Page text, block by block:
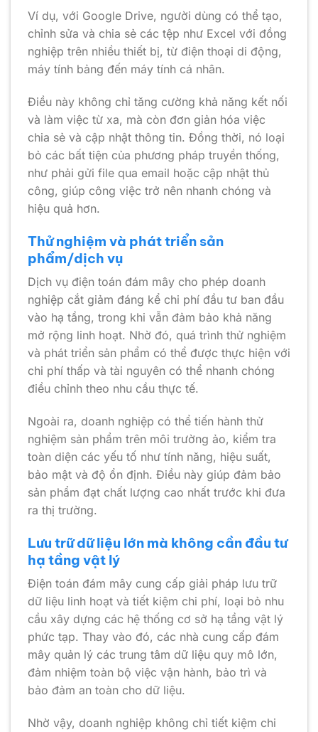
Ví dụ, với Google Drive, người dùng có thể tạo,
chỉnh sửa và chia sẻ các tệp như Excel với đồng
nghiệp trên nhiều thiết bị, từ điện thoại di động,
máy tính bảng đến máy tính cá nhân.
Điều này không chỉ tăng cường khả năng kết nối
và làm việc từ xa, mà còn đơn giản hóa việc
chia sẻ và cập nhật thông tin. Đồng thời, nó loại
bỏ các bất tiện của phương pháp truyền thống,
như phải gửi file qua email hoặc cập nhật thủ
công, giúp công việc trở nên nhanh chóng và
hiệu quả hơn.
Thử nghiệm và phát triển sản
phẩm/dịch vụ
Dịch vụ điện toán đám mây cho phép doanh
nghiệp cắt giảm đáng kể chi phí đầu tư ban đầu
vào hạ tầng, trong khi vẫn đảm bảo khả năng
mở rộng linh hoạt. Nhờ đó, quá trình thử nghiệm
và phát triển sản phẩm có thể được thực hiện với
chi phí thấp và tài nguyên có thể nhanh chóng
điều chỉnh theo nhu cầu thực tế.
Ngoài ra, doanh nghiệp có thể tiến hành thử
nghiệm sản phẩm trên môi trường ảo, kiểm tra
toàn diện các yếu tố như tính năng, hiệu suất,
bảo mật và độ ổn định. Điều này giúp đảm bảo
sản phẩm đạt chất lượng cao nhất trước khi đưa
ra thị trường.
Lưu trữ dữ liệu lớn mà không cần đầu tư
hạ tầng vật lý
Điện toán đám mây cung cấp giải pháp lưu trữ
dữ liệu linh hoạt và tiết kiệm chi phí, loại bỏ nhu
cầu xây dựng các hệ thống cơ sở hạ tầng vật lý
phức tạp. Thay vào đó, các nhà cung cấp đám
mây quản lý các trung tâm dữ liệu quy mô lớn,
đảm nhiệm toàn bộ việc vận hành, bảo trì và
bảo đảm an toàn cho dữ liệu.
Nhờ vậy, doanh nghiệp không chỉ tiết kiệm chi